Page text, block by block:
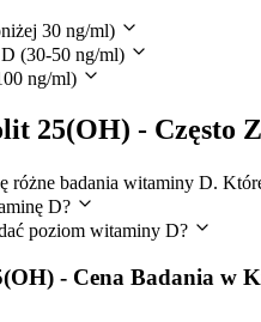
30 ng/ml)
(30-50 ng/ml)
ng/ml)
25(OH) - Często
różne badania witaminy D.
D?
poziom witaminy D?
- Cena Badania w